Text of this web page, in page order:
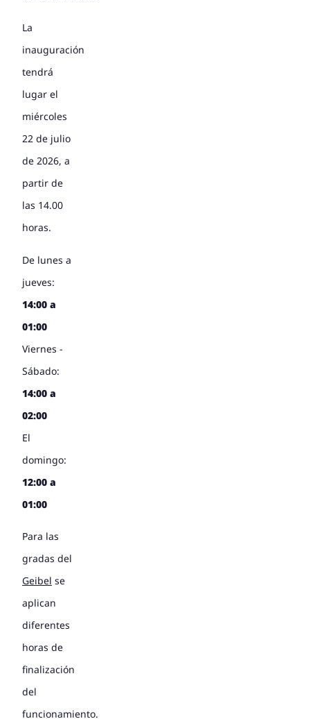
La
inauguración
tendrá
lugar el
miércoles
22 de julio
de 2026, a
partir de
las 14.00
horas.
De lunes a
jueves:
14:00 a
01:00
Viernes -
Sábado:
14:00 a
02:00
El
domingo:
12:00 a
01:00
Para las
gradas del
Geibel se
aplican
diferentes
horas de
finalización
del
funcionamiento.